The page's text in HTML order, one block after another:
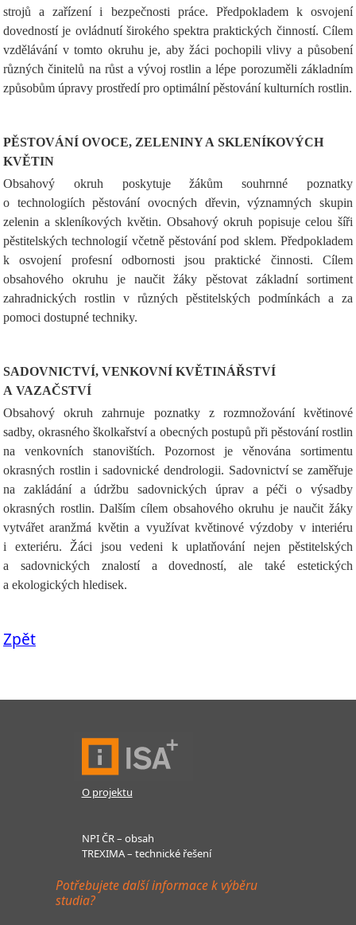
strojů a zařízení i bezpečnosti práce. Předpokladem k osvojení
dovedností je ovládnutí širokého spektra praktických činností. Cílem
vzdělávání v tomto okruhu je, aby žáci pochopili vlivy a působení
různých činitelů na růst a vývoj rostlin a lépe porozuměli základním
způsobům úpravy prostředí pro optimální pěstování kulturních rostlin.
PĚSTOVÁNÍ OVOCE, ZELENINY A SKLENÍKOVÝCH
KVĚTIN
Obsahový okruh poskytuje žákům souhrnné poznatky
o technologiích pěstování ovocných dřevin, významných skupin
zelenin a skleníkových květin. Obsahový okruh popisuje celou šíři
pěstitelských technologií včetně pěstování pod sklem. Předpokladem
k osvojení profesní odbornosti jsou praktické činnosti. Cílem
obsahového okruhu je naučit žáky pěstovat základní sortiment
zahradnických rostlin v různých pěstitelských podmínkách a za
pomoci dostupné techniky.
SADOVNICTVÍ, VENKOVNÍ KVĚTINÁŘSTVÍ
A VAZAČSTVÍ
Obsahový okruh zahrnuje poznatky z rozmnožování květinové
sadby, okrasného školkařství a obecných postupů při pěstování rostlin
na venkovních stanovištích. Pozornost je věnována sortimentu
okrasných rostlin i sadovnické dendrologii. Sadovnictví se zaměřuje
na zakládání a údržbu sadovnických úprav a péči o výsadby
okrasných rostlin. Dalším cílem obsahového okruhu je naučit žáky
vytvářet aranžmá květin a využívat květinové výzdoby v interiéru
i exteriéru. Žáci jsou vedeni k uplatňování nejen pěstitelských
a sadovnických znalostí a dovedností, ale také estetických
a ekologických hledisek.
Zpět
O projektu
NPI ČR – obsah
TREXIMA – technické řešení
Potřebujete další informace k výběru
studia?